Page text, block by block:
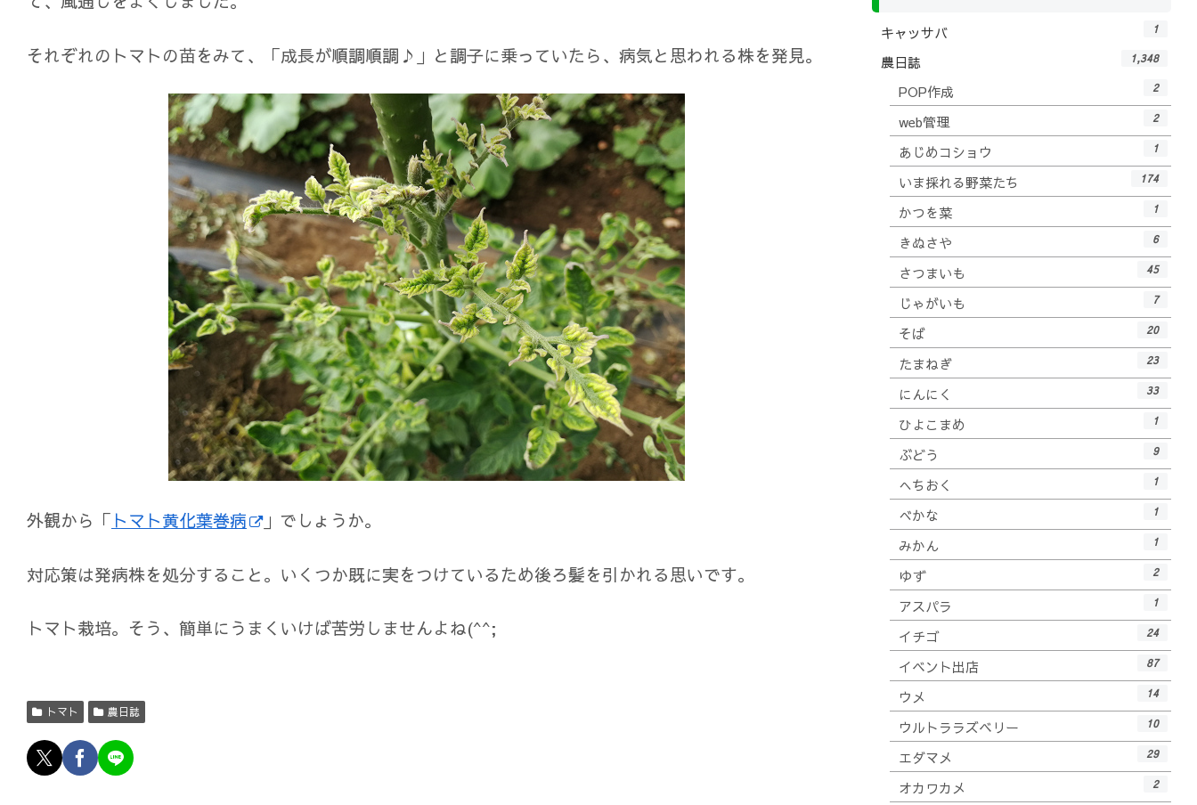
それぞれのトマトの苗をみて、「成長が順調順調♪」と調子に乗っていたら、病気と思われる株を発見。
外観から「 トマト黄化葉巻病 」でしょうか。
対応策は発病株を処分すること。いくつか既に実をつけているため後ろ髪を引かれる思いです。
トマト栽培。そう、簡単にうまくいけば苦労しませんよね(^^;
トマト 農日誌
キャッサバ 1
農日誌 1,348
POP作成 2
web管理 2
あじめコショウ 1
いま採れる野菜たち 174
かつを菜 1
きぬさや 6
さつまいも 45
じゃがいも 7
そば 20
たまねぎ 23
にんにく 33
ひよこまめ 1
ぶどう 9
へちおく 1
べかな 1
みかん 1
ゆず 2
アスパラ 1
イチゴ 24
イベント出店 87
ウメ 14
ウルトララズベリー 10
エダマメ 29
オカワカメ 2